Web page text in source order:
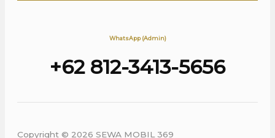
WhatsApp (Admin)
+62 812-3413-5656
Copyright © 2026 SEWA MOBIL 369